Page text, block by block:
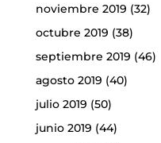
noviembre 2019 (32)
octubre 2019 (38)
septiembre 2019 (46)
agosto 2019 (40)
julio 2019 (50)
junio 2019 (44)